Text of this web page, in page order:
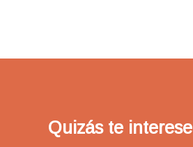
Quizás te interese